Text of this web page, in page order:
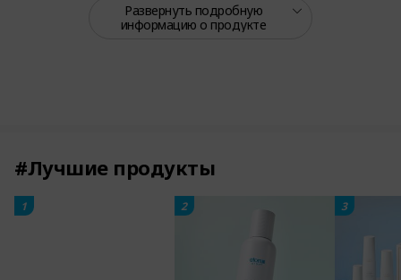
Развернуть подробную
информацию о продукте
#Лучшие продукты
1 2 3